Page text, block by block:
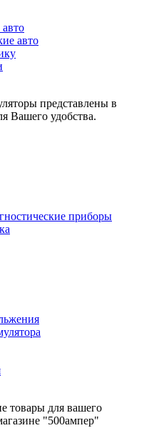
авто
представлены в
Вашего удобства.
приборы
товары для вашего
"500ампер"